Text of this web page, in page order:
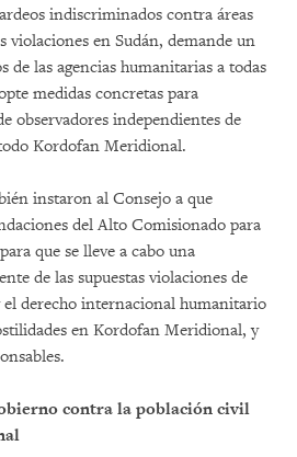
indiscriminados contra áreas
violaciones en Sudán, demande un
de las agencias humanitarias a todas
medidas concretas para
observadores independientes de
Kordofan Meridional.
instaron al Consejo a que
del Alto Comisionado para
que se lleve a cabo una
de las supuestas violaciones de
el derecho internacional humanitario
en Kordofan Meridional, y
contra la población civil